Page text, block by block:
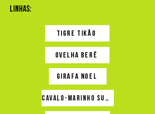
Linhas:
Tigre Tikão
Ovelha Berê
Girafa Noel
Cavalo-marinho Suzy